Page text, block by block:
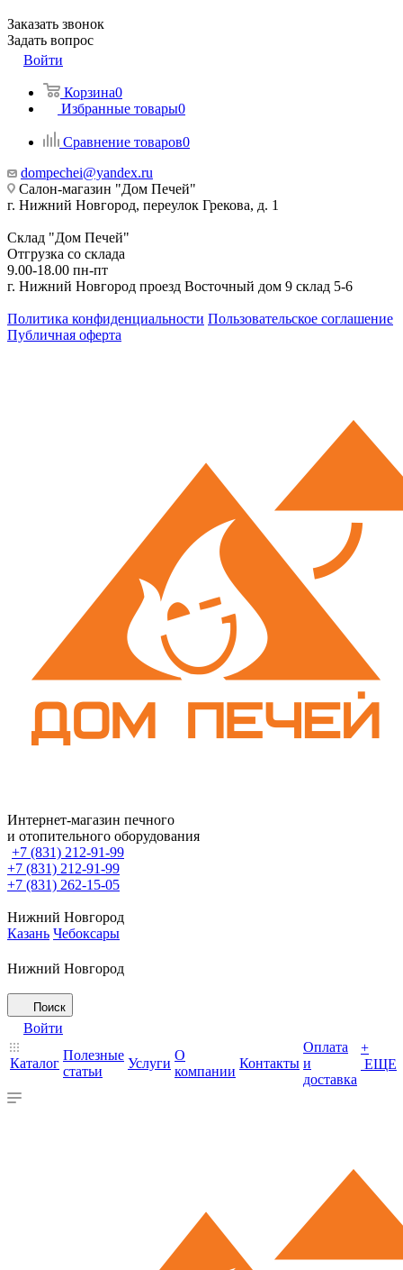
Заказать звонок
Задать вопрос
Войти
Корзина0
Избранные товары0
Сравнение товаров0
dompechei@yandex.ru
Салон-магазин "Дом Печей"
г. Нижний Новгород, переулок Грекова, д. 1
Склад "Дом Печей"
Отгрузка со склада
9.00-18.00 пн-пт
г. Нижний Новгород проезд Восточный дом 9 склад 5-6
Политика конфиденциальности Пользовательское соглашение
Публичная оферта
Интернет-магазин печного
и отопительного оборудования
+7 (831) 212-91-99
+7 (831) 212-91-99
+7 (831) 262-15-05
Нижний Новгород
Казань Чебоксары
Нижний Новгород
Поиск
Войти
Каталог
Полезные
статьи
Услуги
О
компании
Контакты
Оплата
и
доставка
+
ЕЩЕ